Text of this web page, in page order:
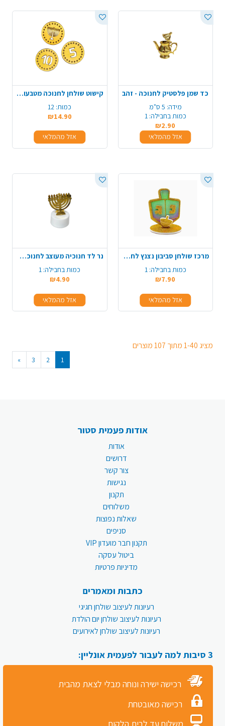
כד שמן פלסטיק לחנוכה - זהב
מידה: 5 ס"מ
כמות בחבילה: 1
₪2.90
אזל מהמלאי
קישוט שולחן לחנוכה מטבעות אקרילי 12 יח' - זהב
כמות: 12
₪14.90
אזל מהמלאי
מרכז שולחן סביבון נצנץ לחנוכה - צבעוני
כמות בחבילה: 1
₪7.90
אזל מהמלאי
נר לד חנוכיה מעוצב לחנוכה - זהב
כמות בחבילה: 1
₪4.90
אזל מהמלאי
מציג 1-40 מתוך 107 מוצרים
1
2
3
»
אודות פעמית סטור
אודות
דרושים
צור קשר
נגישות
תקנון
משלוחים
שאלות נפוצות
סניפים
תקנון חבר מועדון VIP
ביטול עסקה
מדיניות פרטיות
כתבות ומאמרים
רעיונות לעיצוב שולחן חגיגי
רעיונות לעיצוב שולחן יום הולדת
רעיונות לעיצוב שולחן לאירועים
3 סיבות למה לעבור לפעמית אונליין:
רכישה ישירה ונוחה מבלי לצאת מהבית
רכישה מאובטחת
משלוח עד לבית הלקוח